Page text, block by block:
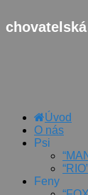
Úvod
O nás
Psi
Feny